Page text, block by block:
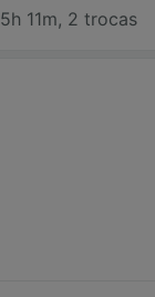
5h 11m, 2 trocas